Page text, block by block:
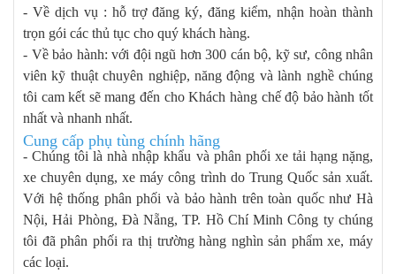
- Về dịch vụ : hỗ trợ đăng ký, đăng kiểm, nhận hoàn thành
trọn gói các thủ tục cho quý khách hàng.
- Về bảo hành: với đội ngũ hơn 300 cán bộ, kỹ sư, công nhân
viên kỹ thuật chuyên nghiệp, năng động và lành nghề chúng
tôi cam kết sẽ mang đến cho Khách hàng chế độ bảo hành tốt
nhất và nhanh nhất.
Cung cấp phụ tùng chính hãng
- Chúng tôi là nhà nhập khẩu và phân phối xe tải hạng nặng,
xe chuyên dụng, xe máy công trình do Trung Quốc sản xuất.
Với hệ thống phân phối và bảo hành trên toàn quốc như Hà
Nội, Hải Phòng, Đà Nẵng, TP. Hồ Chí Minh Công ty chúng
tôi đã phân phối ra thị trường hàng nghìn sản phẩm xe, máy
các loại.